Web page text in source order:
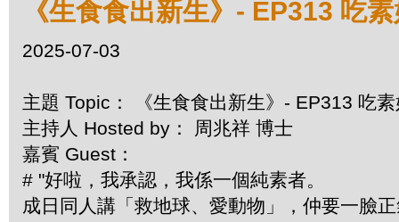
《生食食出新生》- EP313 吃
2025-07-03
主題 Topic： 《生食食出新生》- EP313 吃
主持人 Hosted by： 周兆祥 博士
嘉賓 Guest：
# "好啦，我承認，我係一個純素者。
成日同人講「救地球、愛動物」，仲要一臉